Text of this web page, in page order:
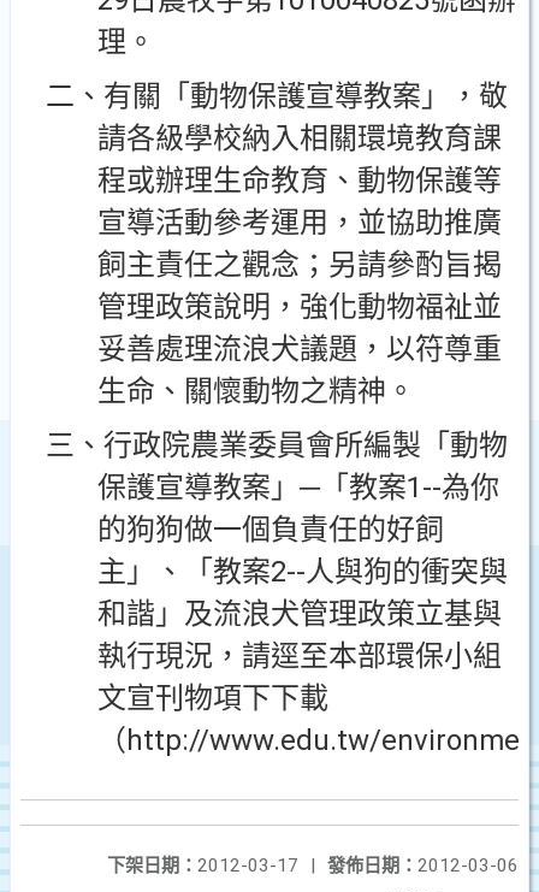
理。
二、有關「動物保護宣導教案」，敬
請各級學校納入相關環境教育課
程或辦理生命教育、動物保護等
宣導活動參考運用，並協助推廣
飼主責任之觀念；另請參酌旨揭
管理政策說明，強化動物福祉並
妥善處理流浪犬議題，以符尊重
生命、關懷動物之精神。
三、行政院農業委員會所編製「動物
保護宣導教案」─「教案1--為你
的狗狗做一個負責任的好飼
主」、「教案2--人與狗的衝突與
和諧」及流浪犬管理政策立基與
執行現況，請逕至本部環保小組
文宣刊物項下下載
（ http://www.edu.tw/
發佈日期： 2012-03-06
下架日期： 2012-03-17
|